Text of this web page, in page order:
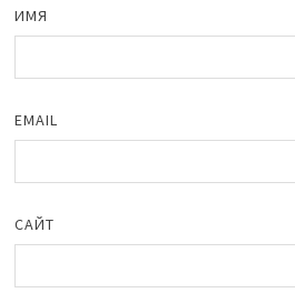
ИМЯ
EMAIL
САЙТ